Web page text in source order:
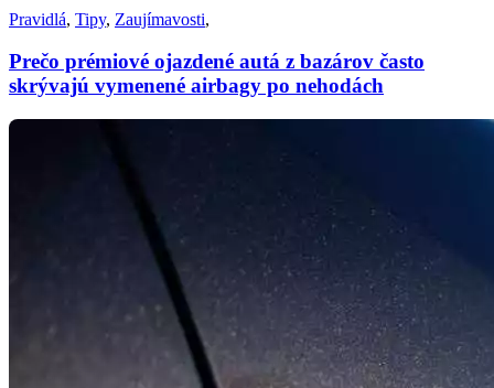
Pravidlá, Tipy, Zaujímavosti,
Prečo prémiové ojazdené autá z bazárov často
skrývajú vymenené airbagy po nehodách